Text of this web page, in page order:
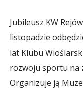
Jubileusz KW
listopadzie
lat Klubu
rozwoju sportu na
Organizuje ją